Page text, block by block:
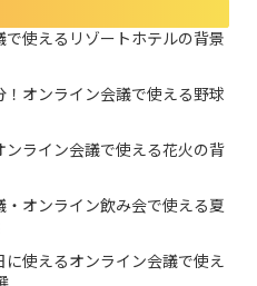
で使えるリゾートホテルの背景
！オンライン会議で使える野球
ンライン会議で使える花火の背
・オンライン飲み会で使える夏
に使えるオンライン会議で使え